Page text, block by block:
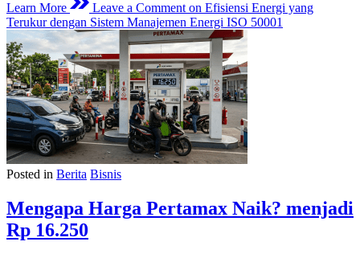
Learn More Leave a Comment on Efisiensi Energi yang
Terukur dengan Sistem Manajemen Energi ISO 50001
Posted in Berita Bisnis
Mengapa Harga Pertamax Naik? menjadi
Rp 16.250